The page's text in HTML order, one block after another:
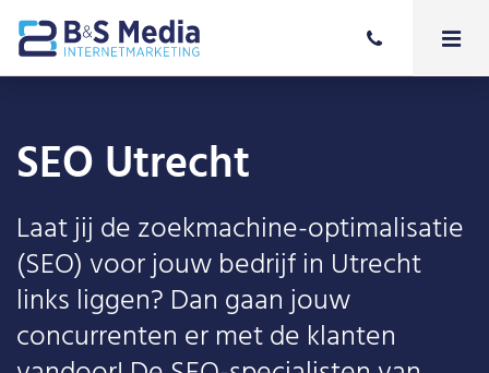
SEO Utrecht
Laat jij de zoekmachine-optimalisatie
(SEO) voor jouw bedrijf in Utrecht
links liggen? Dan gaan jouw
concurrenten er met de klanten